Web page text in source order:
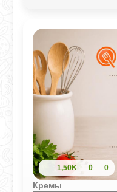
1,50K 0 0
Кремы